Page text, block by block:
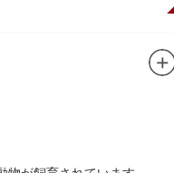
りに行けない江戸の人々の
、拝観を申し込んでみては
愛らしいものがあります